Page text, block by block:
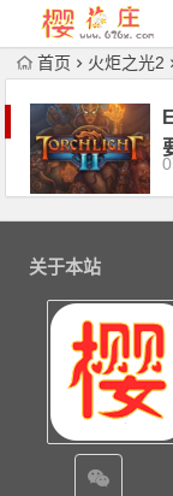
首页 火炬之光2
关于本站